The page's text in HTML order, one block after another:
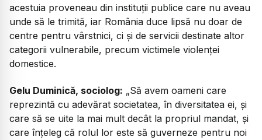
acestuia proveneau din instituții publice care nu aveau
unde să le trimită, iar România duce lipsă nu doar de
centre pentru vârstnici, ci și de servicii destinate altor
categorii vulnerabile, precum victimele violenței
domestice.
Gelu Duminică, sociolog: „Să avem oameni care
reprezintă cu adevărat societatea, în diversitatea ei, și
care să se uite la mai mult decât la propriul mandat, și
care înțeleg că rolul lor este să guverneze pentru noi